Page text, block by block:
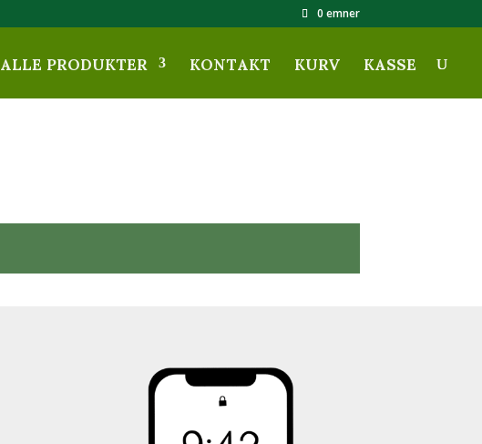
0 emner
ALLE PRODUKTER KONTAKT KURV KASSE